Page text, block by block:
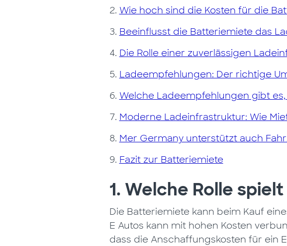
Wie hoch sind die Kosten für die
Beeinflusst die Batteriemiete das
Die Rolle einer zuverlässigen
Ladeempfehlungen: Der richtige
Welche Ladeempfehlungen gibt
Moderne Ladeinfrastruktur: Wie
Mer Germany unterstützt auch
Fazit zur Batteriemiete
1. Welche Rolle
Die Batteriemiete kann beim Kauf
E Autos kann mit hohen Kosten
dass die Anschaffungskosten für ein